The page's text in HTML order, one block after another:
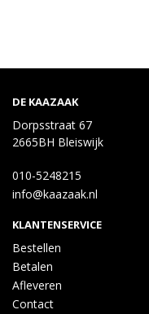
DE KAAZAAK
Dorpsstraat 67
2665BH Bleiswijk
010-5248215
info@kaazaak.nl
KLANTENSERVICE
Bestellen
Betalen
Afleveren
Contact